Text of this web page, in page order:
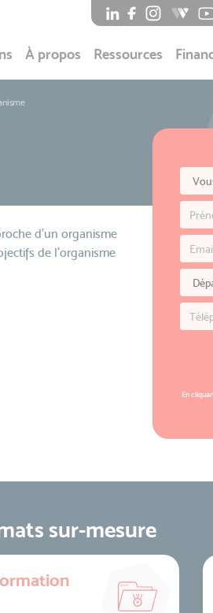
À propos Ressources
En
d’un organisme
de l’organisme
sur-mesure